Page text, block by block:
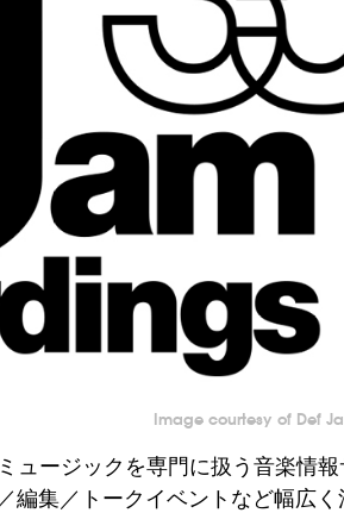
Image courtesy of Def
ュージックを専門に扱う音楽情
編集／トークイベントなど幅広